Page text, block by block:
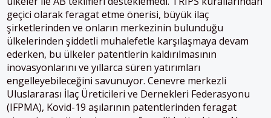
geçici olarak feragat etme önerisi, büyük ilaç
şirketlerinden ve onların merkezinin bulunduğu
ülkelerinden şiddetli muhalefetle karşılaşmaya devam
ederken, bu ülkeler patentlerin kaldırılmasının
inovasyonlarını ve yıllarca süren yatırımları
engelleyebileceğini savunuyor. Cenevre merkezli
Uluslararası İlaç Üreticileri ve Dernekleri Federasyonu
(IFPMA), Kovid-19 aşılarının patentlerinden feragat